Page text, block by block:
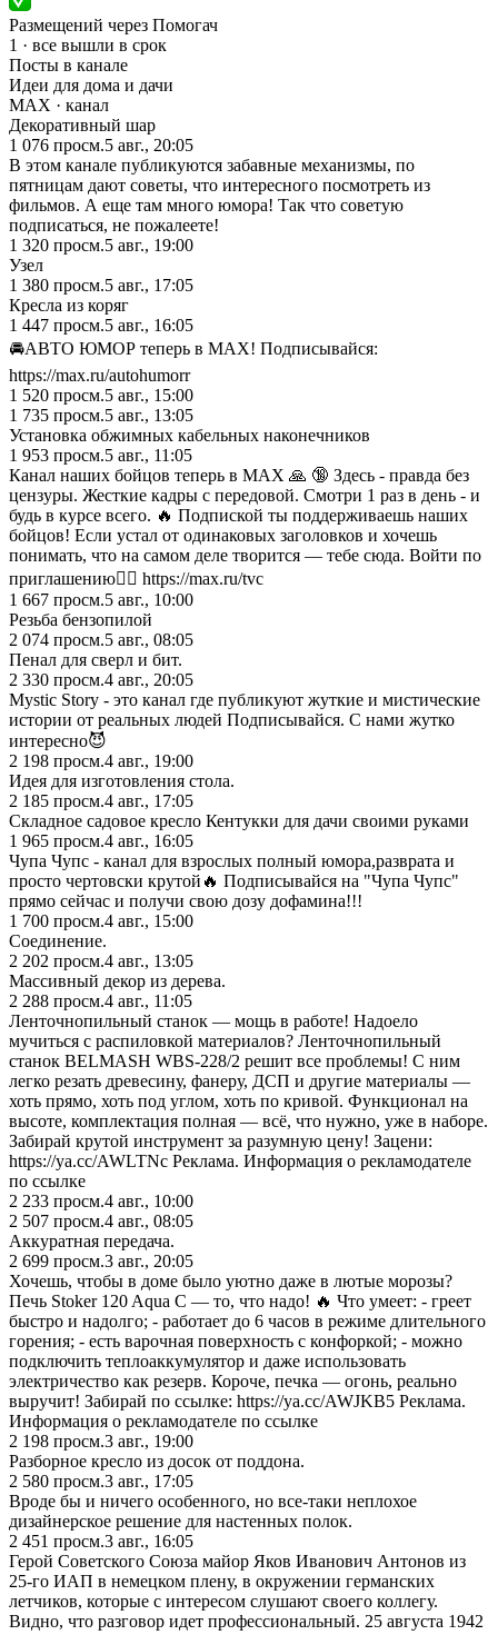
Размещений через Помогач
1 · все вышли в срок
Посты в канале
Идеи для дома и дачи
MAX · канал
Декоративный шар
1 076 просм.5 авг., 20:05
В этом канале публикуются забавные механизмы, по
пятницам дают советы, что интересного посмотреть из
фильмов. А еще там много юмора! Так что советую
подписаться, не пожалеете!
1 320 просм.5 авг., 19:00
Узел
1 380 просм.5 авг., 17:05
Кресла из коряг
1 447 просм.5 авг., 16:05
🚘АВТО ЮМОР теперь в МАХ! Подписывайся:
https://max.ru/autohumorr
1 520 просм.5 авг., 15:00
1 735 просм.5 авг., 13:05
Установка обжимных кабельных наконечников
1 953 просм.5 авг., 11:05
Канал наших бойцов теперь в MAX 🙏 🔞 Здесь - правда без
цензуры. Жесткие кадры с передовой. Смотри 1 раз в день - и
будь в курсе всего. 🔥 Подпиской ты поддерживаешь наших
бойцов! Если устал от одинаковых заголовков и хочешь
понимать, что на самом деле творится — тебе сюда. Войти по
приглашению👇🏻 https://max.ru/tvc
1 667 просм.5 авг., 10:00
Резьба бензопилой
2 074 просм.5 авг., 08:05
Пенал для сверл и бит.
2 330 просм.4 авг., 20:05
Mystic Story - это канал где публикуют жуткие и мистические
истории от реальных людей Подписывайся. С нами жутко
интересно😈
2 198 просм.4 авг., 19:00
Идея для изготовления стола.
2 185 просм.4 авг., 17:05
Складное садовое кресло Кентукки для дачи своими руками
1 965 просм.4 авг., 16:05
Чупа Чупс - канал для взрослых полный юмора,разврата и
просто чертовски крутой🔥 Подписывайся на "Чупа Чупс"
прямо сейчас и получи свою дозу дофамина!!!
1 700 просм.4 авг., 15:00
Соединение.
2 202 просм.4 авг., 13:05
Массивный декор из дерева.
2 288 просм.4 авг., 11:05
Ленточнопильный станок — мощь в работе! Надоело
мучиться с распиловкой материалов? Ленточнопильный
станок BELMASH WBS-228/2 решит все проблемы! С ним
легко резать древесину, фанеру, ДСП и другие материалы —
хоть прямо, хоть под углом, хоть по кривой. Функционал на
высоте, комплектация полная — всё, что нужно, уже в наборе.
Забирай крутой инструмент за разумную цену! Зацени:
https://ya.cc/AWLTNc Реклама. Информация о рекламодателе
по ссылке
2 233 просм.4 авг., 10:00
2 507 просм.4 авг., 08:05
Аккуратная передача.
2 699 просм.3 авг., 20:05
Хочешь, чтобы в доме было уютно даже в лютые морозы?
Печь Stoker 120 Aqua C — то, что надо! 🔥 Что умеет: - греет
быстро и надолго; - работает до 6 часов в режиме длительного
горения; - есть варочная поверхность с конфоркой; - можно
подключить теплоаккумулятор и даже использовать
электричество как резерв. Короче, печка — огонь, реально
выручит! Забирай по ссылке: https://ya.cc/AWJKB5 Реклама.
Информация о рекламодателе по ссылке
2 198 просм.3 авг., 19:00
Разборное кресло из досок от поддона.
2 580 просм.3 авг., 17:05
Вроде бы и ничего особенного, но все-таки неплохое
дизайнерское решение для настенных полок.
2 451 просм.3 авг., 16:05
Герой Советского Союза майор Яков Иванович Антонов из
25-го ИАП в немецком плену, в окружении германских
летчиков, которые с интересом слушают своего коллегу.
Видно, что разговор идет профессиональный. 25 августа 1942